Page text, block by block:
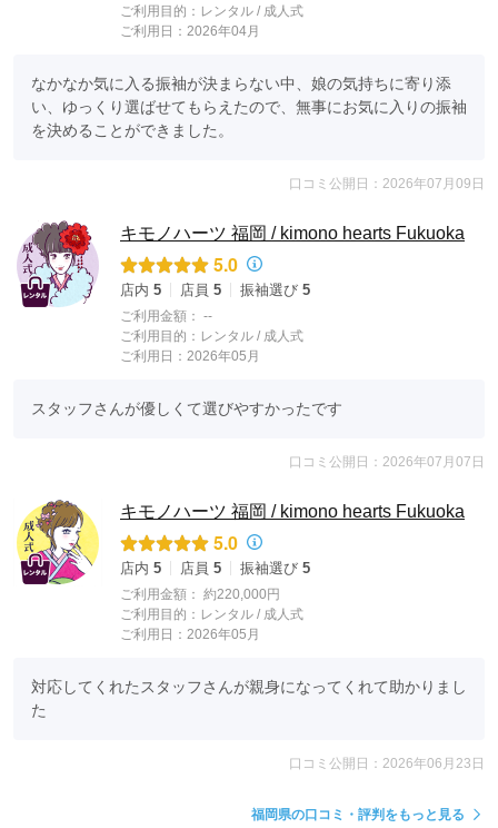
ご利用目的： レンタル / 成人式
ご利用日：2026年04月
なかなか気に入る振袖が決まらない中、娘の気持ちに寄り添
い、ゆっくり選ばせてもらえたので、無事にお気に入りの振袖
を決めることができました。
口コミ公開日：2026年07月09日
キモノハーツ 福岡 / kimono hearts Fukuoka
5.0
店内 5 店員 5 振袖選び 5
ご利用金額： --
ご利用目的： レンタル / 成人式
ご利用日：2026年05月
スタッフさんが優しくて選びやすかったです
口コミ公開日：2026年07月07日
キモノハーツ 福岡 / kimono hearts Fukuoka
5.0
店内 5 店員 5 振袖選び 5
ご利用金額： 約220,000円
ご利用目的： レンタル / 成人式
ご利用日：2026年05月
対応してくれたスタッフさんが親身になってくれて助かりまし
た
口コミ公開日：2026年06月23日
福岡県の口コミ・評判をもっと見る